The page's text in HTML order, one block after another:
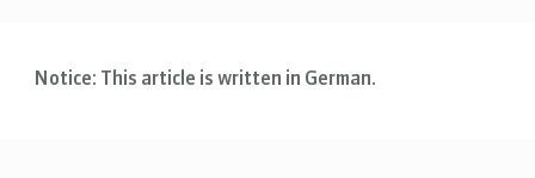
Notice: This article is written in German.